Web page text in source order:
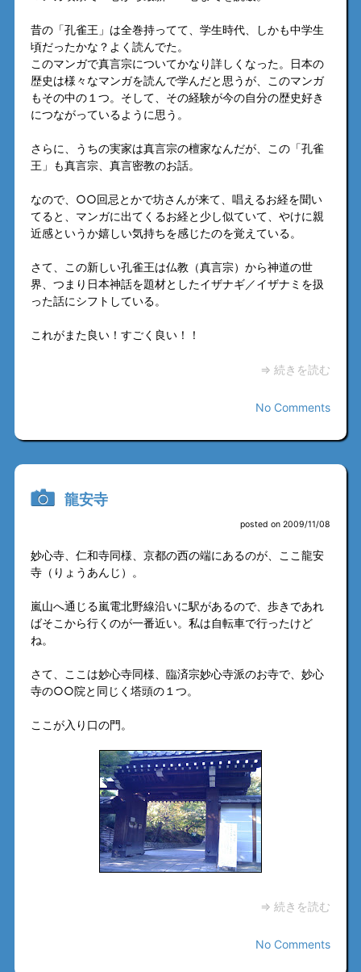
昔の「孔雀王」は全巻持ってて、学生時代、しかも中学生
頃だったかな？よく読んでた。
このマンガで真言宗についてかなり詳しくなった。日本の
歴史は様々なマンガを読んで学んだと思うが、このマンガ
もその中の１つ。そして、その経験が今の自分の歴史好き
につながっているように思う。
さらに、うちの実家は真言宗の檀家なんだが、この「孔雀
王」も真言宗、真言密教のお話。
なので、○○回忌とかで坊さんが来て、唱えるお経を聞い
てると、マンガに出てくるお経と少し似ていて、やけに親
近感というか嬉しい気持ちを感じたのを覚えている。
さて、この新しい孔雀王は仏教（真言宗）から神道の世
界、つまり日本神話を題材としたイザナギ／イザナミを扱
った話にシフトしている。
これがまた良い！すごく良い！！
⇒ 続きを読む
No Comments
龍安寺
posted on 2009/11/08
妙心寺、仁和寺同様、京都の西の端にあるのが、ここ龍安
寺（りょうあんじ）。
嵐山へ通じる嵐電北野線沿いに駅があるので、歩きであれ
ばそこから行くのが一番近い。私は自転車で行ったけど
ね。
さて、ここは妙心寺同様、臨済宗妙心寺派のお寺で、妙心
寺の○○院と同じく塔頭の１つ。
ここが入り口の門。
⇒ 続きを読む
No Comments